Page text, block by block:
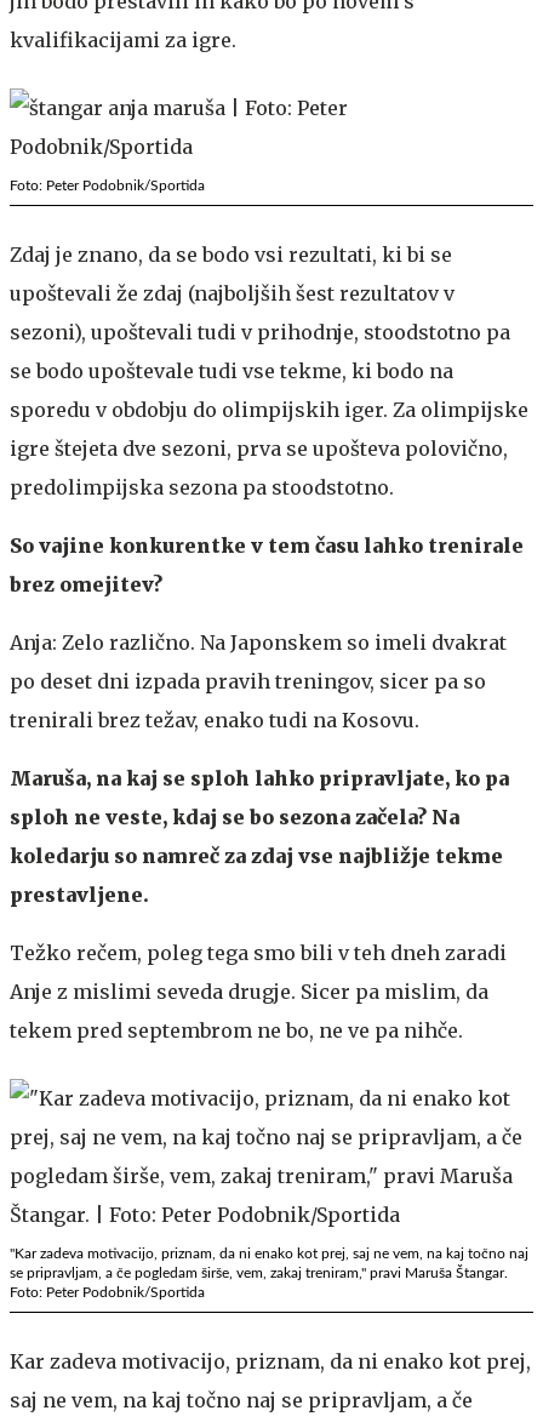
kvalifikacijami za igre.
Foto: Peter Podobnik/Sportida
Zdaj je znano, da se bodo vsi rezultati, ki bi se
upoštevali že zdaj (najboljših šest rezultatov v
sezoni), upoštevali tudi v prihodnje, stoodstotno pa
se bodo upoštevale tudi vse tekme, ki bodo na
sporedu v obdobju do olimpijskih iger. Za olimpijske
igre štejeta dve sezoni, prva se upošteva polovično,
predolimpijska sezona pa stoodstotno.
So vajine konkurentke v tem času lahko trenirale
brez omejitev?
Anja: Zelo različno. Na Japonskem so imeli dvakrat
po deset dni izpada pravih treningov, sicer pa so
trenirali brez težav, enako tudi na Kosovu.
Maruša, na kaj se sploh lahko pripravljate, ko pa
sploh ne veste, kdaj se bo sezona začela? Na
koledarju so namreč za zdaj vse najbližje tekme
prestavljene.
Težko rečem, poleg tega smo bili v teh dneh zaradi
Anje z mislimi seveda drugje. Sicer pa mislim, da
tekem pred septembrom ne bo, ne ve pa nihče.
"Kar zadeva motivacijo, priznam, da ni enako kot prej, saj ne vem, na kaj točno naj
se pripravljam, a če pogledam širše, vem, zakaj treniram," pravi Maruša Štangar.
Foto: Peter Podobnik/Sportida
Kar zadeva motivacijo, priznam, da ni enako kot prej,
saj ne vem, na kaj točno naj se pripravljam, a če